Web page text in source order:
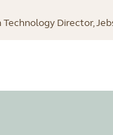
Director,